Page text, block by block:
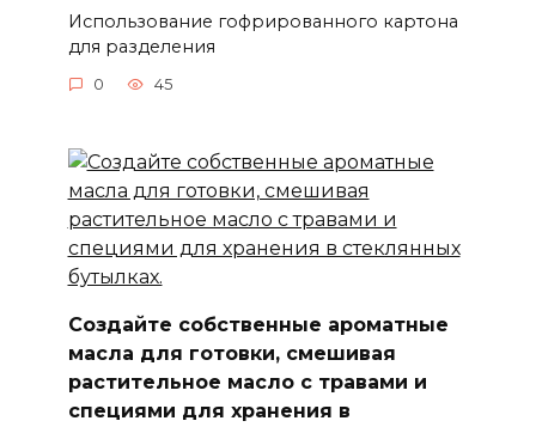
Использование гофрированного картона
для разделения
0 45
Создайте собственные ароматные
масла для готовки, смешивая
растительное масло с травами и
специями для хранения в